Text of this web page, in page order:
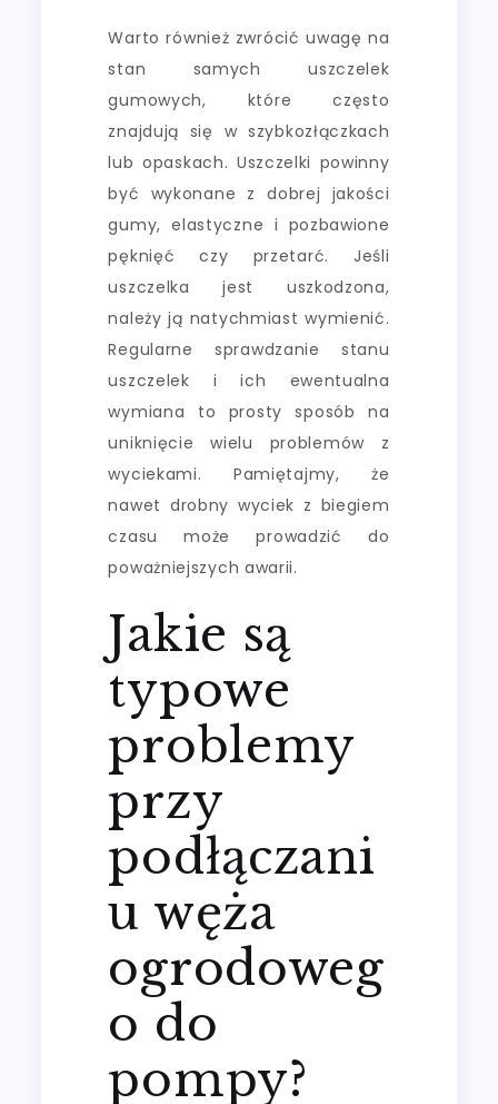
Warto również zwrócić uwagę na
stan samych uszczelek
gumowych, które często
znajdują się w szybkozłączkach
lub opaskach. Uszczelki powinny
być wykonane z dobrej jakości
gumy, elastyczne i pozbawione
pęknięć czy przetarć. Jeśli
uszczelka jest uszkodzona,
należy ją natychmiast wymienić.
Regularne sprawdzanie stanu
uszczelek i ich ewentualna
wymiana to prosty sposób na
uniknięcie wielu problemów z
wyciekami. Pamiętajmy, że
nawet drobny wyciek z biegiem
czasu może prowadzić do
poważniejszych awarii.
Jakie są
typowe
problemy
przy
podłączani
u węża
ogrodoweg
o do
pompy?